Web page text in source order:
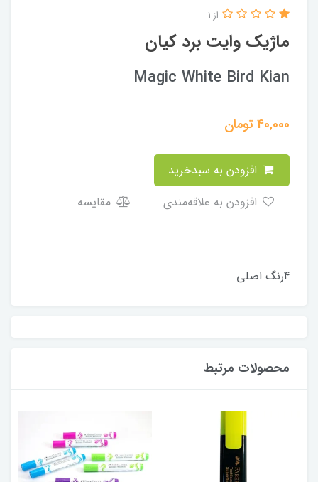
ماژیک وایت برد کیان
از 1
Magic White Bird Kian
40,000تومان
مقایسه
4رنگ اصلی
محصولات مرتبط